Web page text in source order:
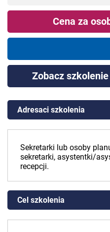
Cena za
Zobacz
Adresaci szkolenia
Sekretarki lub osoby
sekretarki, asystentki/
recepcji.
Cel szkolenia